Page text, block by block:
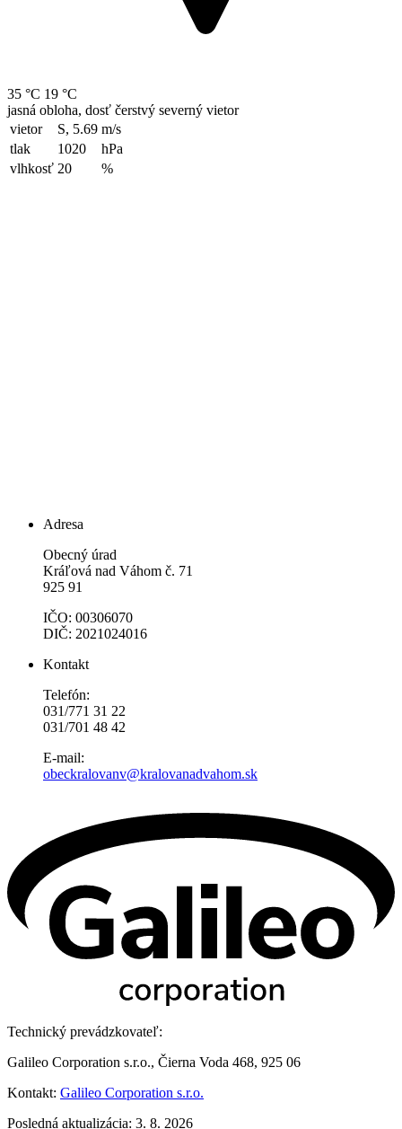
35 °C 19 °C
jasná obloha, dosť čerstvý severný vietor
vietor
S, 5.69 m/s
tlak
1020
hPa
vlhkosť 20 %
Adresa
Obecný úrad
Kráľová nad Váhom č. 71
925 91
IČO: 00306070
DIČ: 2021024016
Kontakt
Telefón:
031/771 31 22
031/701 48 42
E-mail:
obeckralovanv@kralovanadvahom.sk
Technický prevádzkovateľ:
Galileo Corporation s.r.o., Čierna Voda 468, 925 06
Kontakt: Galileo Corporation s.r.o.
Posledná aktualizácia: 3. 8. 2026